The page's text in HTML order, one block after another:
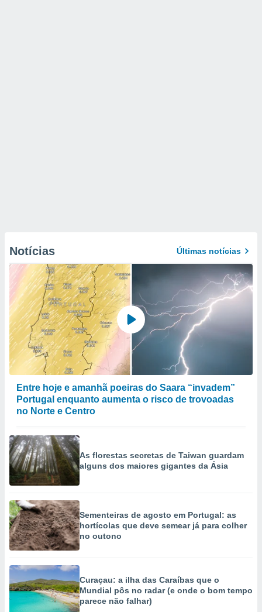
Notícias Últimas notícias
Entre hoje e amanhã poeiras do Saara “invadem”
Portugal enquanto aumenta o risco de trovoadas
no Norte e Centro
As florestas secretas de Taiwan guardam
alguns dos maiores gigantes da Ásia
Sementeiras de agosto em Portugal: as
hortícolas que deve semear já para colher
no outono
Curaçau: a ilha das Caraíbas que o
Mundial pôs no radar (e onde o bom tempo
parece não falhar)